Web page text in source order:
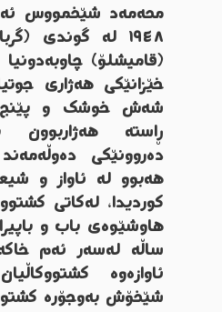
محەمەد شێخمووس
١٩٤٨ لە گوندی
(قامیشلۆ)
خێزانێکی هەژاری
شەش خوشک و پێنج
ڕاستە هەژاربوون
دەروونێکی
هەبوو لە ئاواز و
کوردیدا، لەکاتی
هاوشێوەی باب و
ساڵە لەسەر ئەم
ئاوازەوە
شێخۆش بەوجۆرە